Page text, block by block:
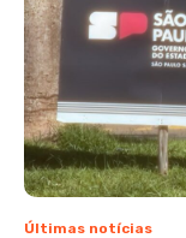
Últimas notícias